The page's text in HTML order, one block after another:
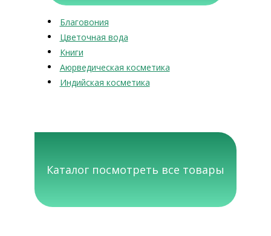
Благовония
Цветочная вода
Книги
Аюрведическая косметика
Индийская косметика
Каталог посмотреть все товары